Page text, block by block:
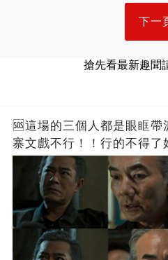
下一
搶先看最新趣聞
🆘這場的三個人都是眼眶
寨文戲不行！！行的不得了